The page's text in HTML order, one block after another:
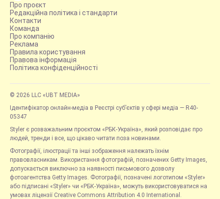
Про проєкт
Редакційна політика і стандарти
Контакти
Команда
Про компанію
Реклама
Правила користування
Правова інформація
Політика конфіденційності
© 2026 LLC «UBT MEDIA»
Ідентифікатор онлайн-медіа в Реєстрі суб’єктів у сфері медіа — R40-
05347
Styler є розважальним проєктом «РБК-Україна», який розповідає про
людей, тренди і все, що цікаво читати поза новинами.
Фотографії, ілюстрації та інші зображення належать їхнім
правовласникам. Використання фотографій, позначених Getty Images,
допускається виключно за наявності письмового дозволу
фотоагентства Getty Images. Фотографії, позначені логотипом «Styler»
або підписані «Styler» чи «РБК-Україна», можуть використовуватися на
умовах ліцензії Creative Commons Attribution 4.0 International.